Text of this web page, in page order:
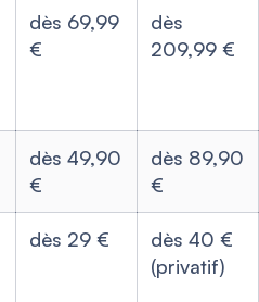
dès 69,99
€
dès
209,99 €
dès 49,90
€
dès 89,90
€
dès 29 €
dès 40 €
(privatif)